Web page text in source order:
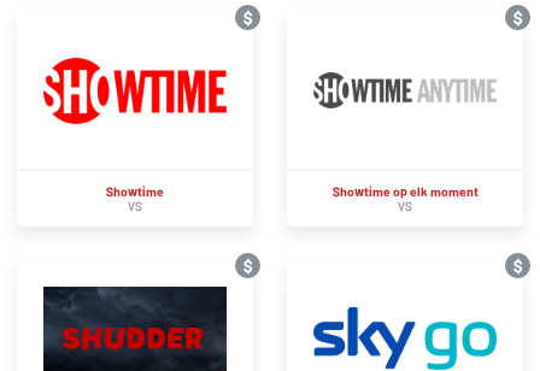
$
Showtime
VS
$
Showtime op elk moment
VS
$ $